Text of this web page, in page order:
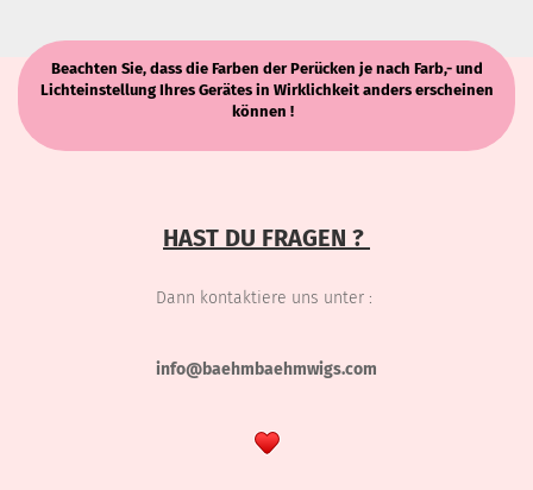
Beachten Sie, dass die Farben der Perücken je nach Farb,- und
Lichteinstellung Ihres Gerätes in Wirklichkeit anders erscheinen
können !
HAST DU FRAGEN ?
Dann kontaktiere uns unter :
info@baehmbaehmwigs.com